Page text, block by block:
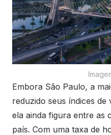
Embora São Paulo, a
reduzido seus índices
ela ainda figura entre as
país. Com uma taxa de